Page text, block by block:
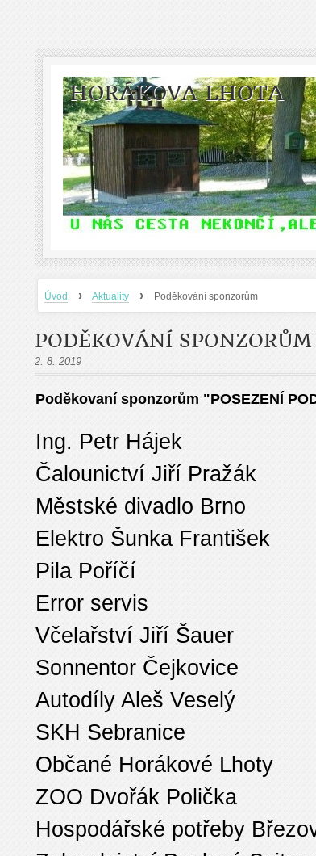
HORÁKOVA LHOTA
Úvod › Aktuality › Poděkování sponzorům
PODĚKOVÁNÍ SPONZORŮM
2. 8. 2019
Poděkovaní sponzorům "POSEZENÍ
Ing. Petr Hájek
Čalounictví Jiří Pražák
Městské divadlo Brno
Elektro Šunka František
Pila Poříčí
Error servis
Včelařství Jiří Šauer
Sonnentor Čejkovice
Autodíly Aleš Veselý
SKH Sebranice
Občané Horákové Lhoty
ZOO Dvořák Polička
Hospodářské potřeby